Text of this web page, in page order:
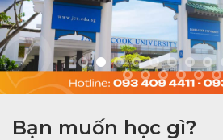
Bạn muốn học gì?